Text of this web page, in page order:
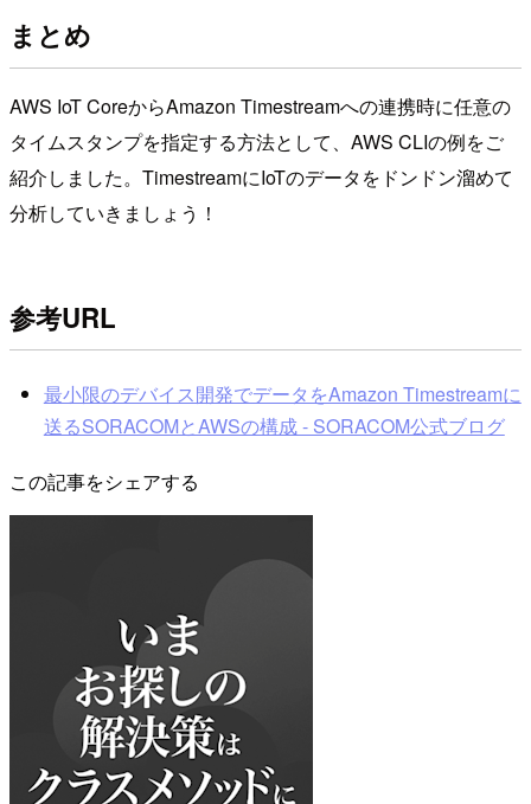
まとめ
AWS IoT CoreからAmazon Timestreamへの連携時に任意の
タイムスタンプを指定する方法として、AWS CLIの例をご
紹介しました。TimestreamにIoTのデータをドンドン溜めて
分析していきましょう！
参考URL
最小限のデバイス開発でデータをAmazon Timestreamに
送るSORACOMとAWSの構成 - SORACOM公式ブログ
この記事をシェアする